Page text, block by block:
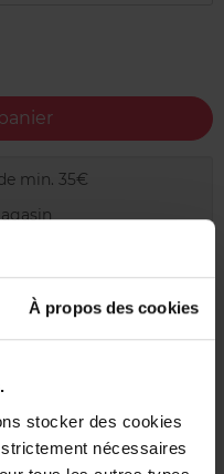
À propos des cookies
stocker des cookies
nécessaires
min. 35€
ta routine d'ongles avec
Avec sa formule